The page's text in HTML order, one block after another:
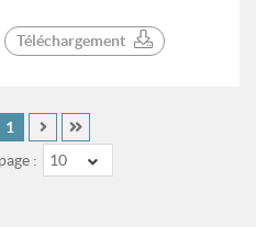
Téléchargement
: 10
1